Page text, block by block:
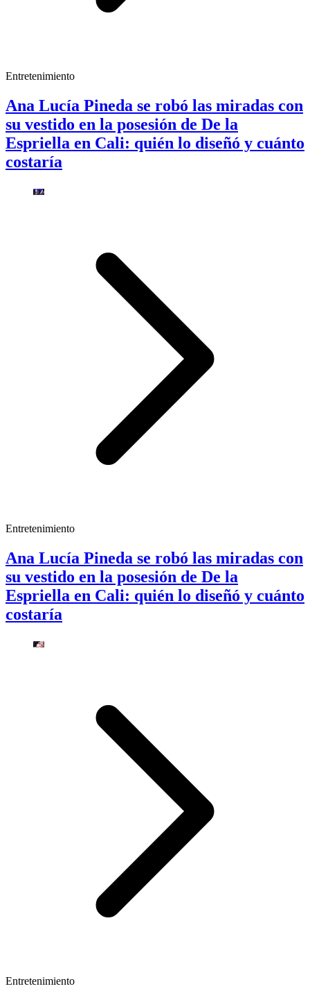
Entretenimiento
Ana Lucía Pineda se robó las miradas con
su vestido en la posesión de De la
Espriella en Cali: quién lo diseñó y cuánto
costaría
Entretenimiento
Ana Lucía Pineda se robó las miradas con
su vestido en la posesión de De la
Espriella en Cali: quién lo diseñó y cuánto
costaría
Entretenimiento